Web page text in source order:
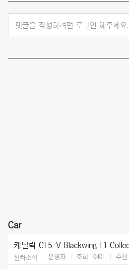
댓글을 작성하려면 로그인 해주세요.
Car
신차소식 운영자 조회 10401 추천